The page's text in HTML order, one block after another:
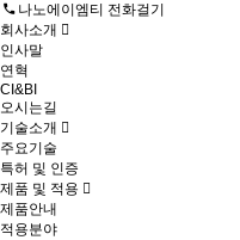
나노에이엠티 전화걸기
회사소개
인사말
연혁
CI&BI
오시는길
기술소개
주요기술
특허 및 인증
제품 및 적용
제품안내
적용분야